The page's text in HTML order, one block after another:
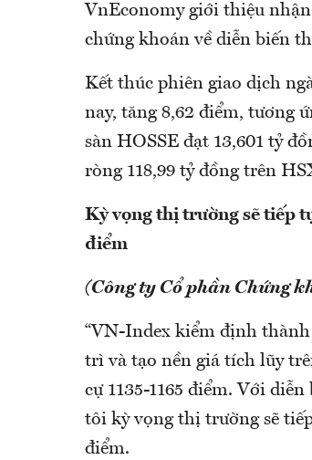
VnEconomy giới thiệu
chứng khoán về diễn biến
Kết thúc phiên giao dịch
nay, tăng 8,62 điểm, tương
sàn HOSSE đạt 13,601 tỷ
ròng 118,99 tỷ đồng trên
Kỳ vọng thị trường sẽ tiếp
điểm
(Công ty Cổ phần Chứng
“VN-Index kiểm định thành
trì và tạo nền giá tích lũy
cự 1135-1165 điểm. Với
tôi kỳ vọng thị trường sẽ
điểm.